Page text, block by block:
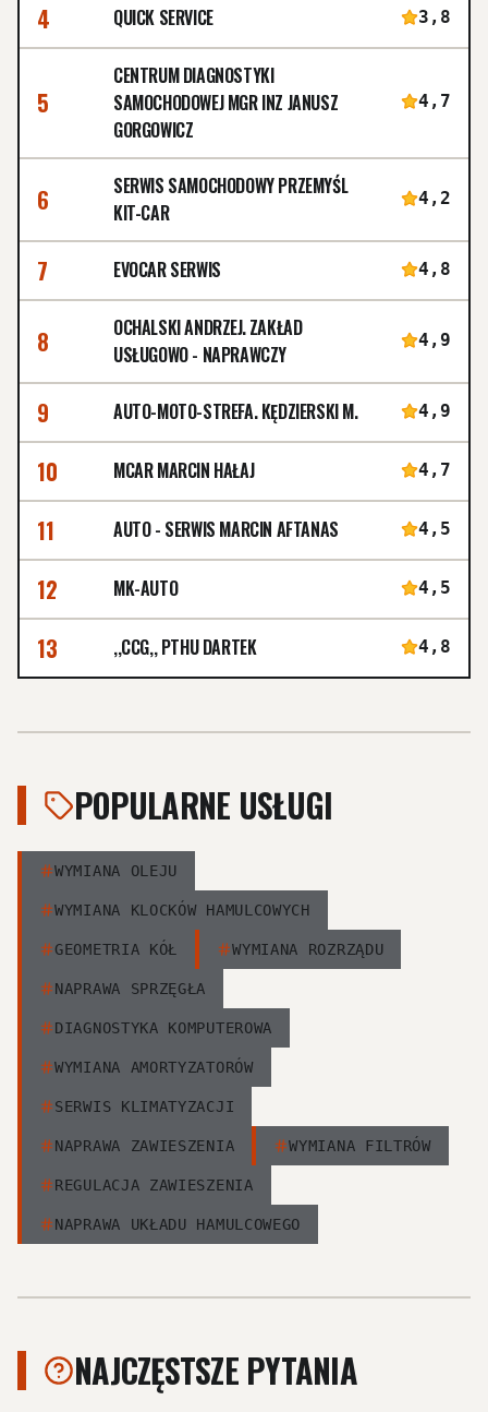
4 QUICK SERVICE 3,8
5
CENTRUM DIAGNOSTYKI
SAMOCHODOWEJ MGR INZ JANUSZ
GORGOWICZ
4,7
6
SERWIS SAMOCHODOWY PRZEMYŚL
KIT-CAR
4,2
7 EVOCAR SERWIS 4,8
8
OCHALSKI ANDRZEJ. ZAKŁAD
USŁUGOWO - NAPRAWCZY
4,9
9 AUTO-MOTO-STREFA. KĘDZIERSKI M. 4,9
10 MCAR MARCIN HAŁAJ 4,7
11 AUTO - SERWIS MARCIN AFTANAS 4,5
12 MK-AUTO 4,5
13 ,,CCG,, PTHU DARTEK 4,8
POPULARNE USŁUGI
WYMIANA OLEJU
WYMIANA KLOCKÓW HAMULCOWYCH
GEOMETRIA KÓŁ WYMIANA ROZRZĄDU
NAPRAWA SPRZĘGŁA
DIAGNOSTYKA KOMPUTEROWA
WYMIANA AMORTYZATORÓW
SERWIS KLIMATYZACJI
NAPRAWA ZAWIESZENIA WYMIANA FILTRÓW
REGULACJA ZAWIESZENIA
NAPRAWA UKŁADU HAMULCOWEGO
NAJCZĘSTSZE PYTANIA